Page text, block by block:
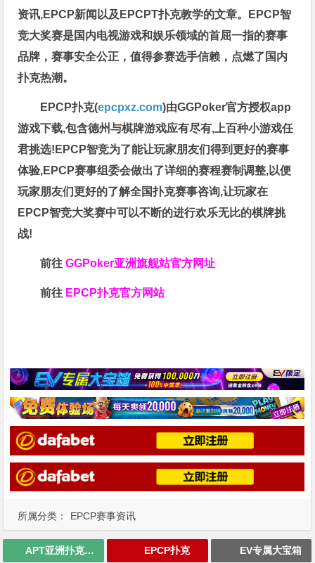
所属分类： EPCP赛事资讯
资讯,EPCP新闻以及EPCPT扑克教学的文章。EPCP智
竞大奖赛是国内电视游戏和娱乐领域的首屈一指的赛事
品牌，赛事安全公正，值得参赛选手信赖，点燃了国内
扑克热潮。
EPCP扑克(epcpxz.com)由GGPoker官方授权app
游戏下载,包含德州与棋牌游戏应有尽有,上百种小游戏任
君挑选!EPCP智竞为了能让玩家朋友们得到更好的赛事
体验,EPCP赛事组委会做出了详细的赛程赛制调整,以便
玩家朋友们更好的了解全国扑克赛事咨询,让玩家在
EPCP智竞大奖赛中可以不断的进行欢乐无比的棋牌挑
战!
前往GGPoker亚洲旗舰站官方网址
前往 EPCP扑克官方网站
APT亚洲扑克巡回赛 EPCP扑克 EV专属大宝箱